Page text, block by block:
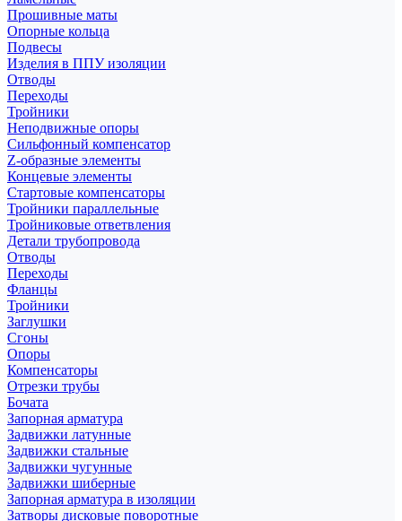
Прошивные маты
Опорные кольца
Подвесы
Изделия в ППУ изоляции
Отводы
Переходы
Тройники
Неподвижные опоры
Cильфонный компенсатор
Z-образные элементы
Концевые элементы
Стартовые компенсаторы
Тройники параллельные
Тройниковые ответвления
Детали трубопровода
Отводы
Переходы
Фланцы
Тройники
Заглушки
Сгоны
Опоры
Компенсаторы
Отрезки трубы
Бочата
Запорная арматура
Задвижки латунные
Задвижки стальные
Задвижки чугунные
Задвижки шиберные
Запорная арматура в изоляции
Затворы дисковые поворотные